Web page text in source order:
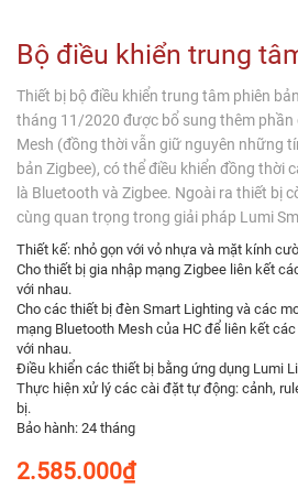
Bộ điều khiển trung
Thiết bị bộ điều khiển trung tâm phiên
tháng 11/2020 được bổ sung thêm phần
Mesh (đồng thời vẫn giữ nguyên những
bản Zigbee), có thể điều khiển đồng thời
là Bluetooth và Zigbee. Ngoài ra thiết bị
cùng quan trọng trong giải pháp Lumi
Thiết kế: nhỏ gọn với vỏ nhựa và mặt kính
Cho thiết bị gia nhập mạng Zigbee liên kết
với nhau.
Cho các thiết bị đèn Smart Lighting và các
mạng Bluetooth Mesh của HC để liên kết
với nhau.
Điều khiển các thiết bị bằng ứng dụng Lumi
Thực hiện xử lý các cài đặt tự động: cảnh,
bị.
Bảo hành: 24 tháng
₫
2.585.000